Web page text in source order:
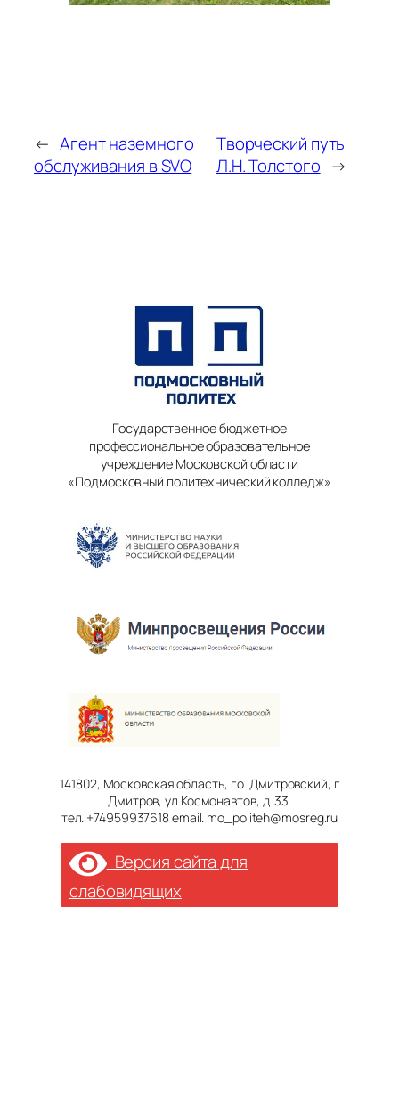
← Агент наземного
обслуживания в SVO
Творческий путь
Л.Н. Толстого →
Государственное бюджетное
профессиональное образовательное
учреждение Московской области
«Подмосковный политехнический колледж»
141802, Московская область, г.о. Дмитровский, г
Дмитров, ул Космонавтов, д. 33.
тел. +74959937618 email. mo_politeh@mosreg.ru
Версия сайта для
слабовидящих